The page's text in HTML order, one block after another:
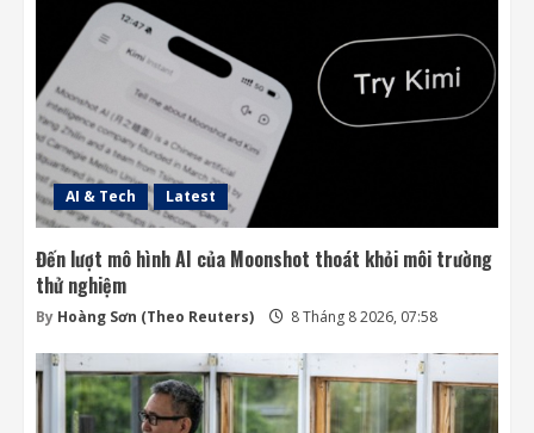
AI & Tech Latest
Đến lượt mô hình AI của Moonshot thoát khỏi môi trường
thử nghiệm
By Hoàng Sơn (Theo Reuters) 8 Tháng 8 2026, 07:58